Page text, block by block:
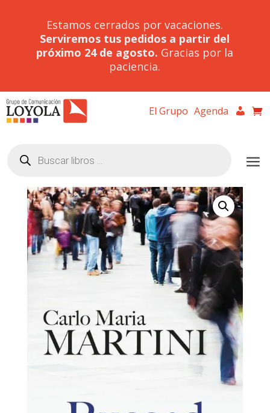
Estamos cerrados por vacaciones.
Serviremos tus pedidos a partir del
próximo 24 de agosto. Gracias por la
paciencia.
El Grupo Agenda
productos